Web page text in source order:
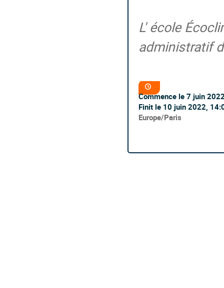
L' école
administratif
Information
de
la
conférence
Commence le 7 juin
Finit le 10 juin 2022,
Toutes
Europe/Paris